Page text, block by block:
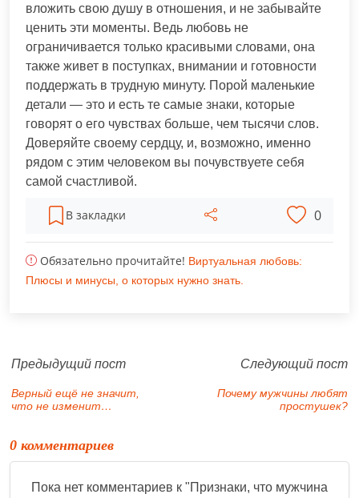
вложить свою душу в отношения, и не забывайте
ценить эти моменты. Ведь любовь не
ограничивается только красивыми словами, она
также живет в поступках, внимании и готовности
поддержать в трудную минуту. Порой маленькие
детали — это и есть те самые знаки, которые
говорят о его чувствах больше, чем тысячи слов.
Доверяйте своему сердцу, и, возможно, именно
рядом с этим человеком вы почувствуете себя
самой счастливой.
В закладки 0
Обязательно прочитайте! Виртуальная любовь:
Плюсы и минусы, о которых нужно знать.
Предыдущий пост
Верный ещё не значит,
что не изменит…
Следующий пост
Почему мужчины любят
простушек?
0 комментариев
Пока нет комментариев к "Признаки, что мужчина